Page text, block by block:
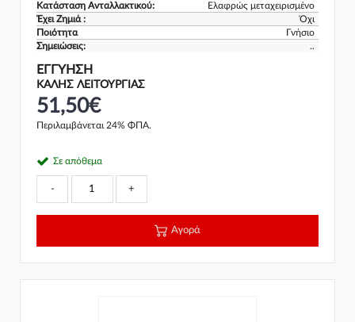
Κατάσταση Ανταλλακτικού:
Ελαφρώς μεταχειρισμένο
Έχει Ζημιά :
Όχι
Ποιότητα
Γνήσιο
Σημειώσεις:
..
ΕΓΓΎΗΣΗ
ΚΑΛΗΣ ΛΕΙΤΟΥΡΓΙΑΣ
51,50€
Περιλαμβάνεται 24% ΦΠΑ.
Σε απόθεμα
- +
Αγορά